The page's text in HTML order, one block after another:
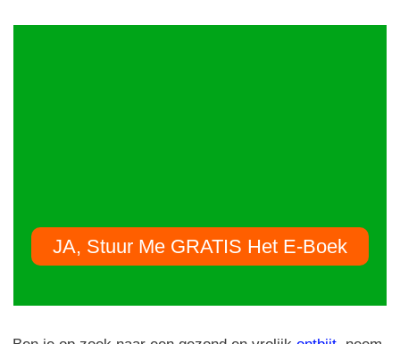
JA, Stuur Me GRATIS Het E-Boek